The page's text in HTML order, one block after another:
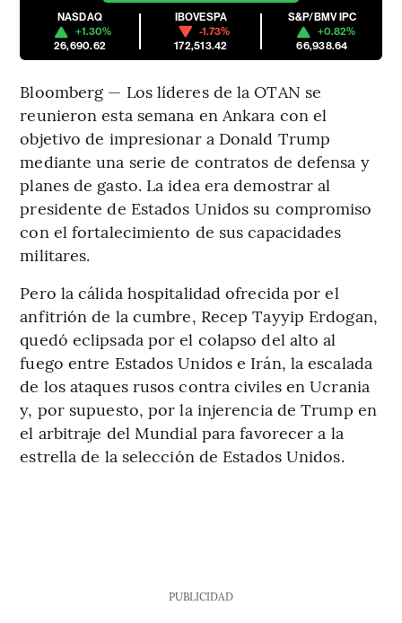
NASDAQ
+1.30%
26,690.62
IBOVESPA
-1.73%
172,513.42
S&P/BMV IPC
+0.82%
66,938.64
Bloomberg — Los líderes de la OTAN se
reunieron esta semana en Ankara con el
objetivo de impresionar a Donald Trump
mediante una serie de contratos de defensa y
planes de gasto. La idea era demostrar al
presidente de Estados Unidos su compromiso
con el fortalecimiento de sus capacidades
militares.
Pero la cálida hospitalidad ofrecida por el
anfitrión de la cumbre, Recep Tayyip Erdogan,
quedó eclipsada por el colapso del alto al
fuego entre Estados Unidos e Irán, la escalada
de los ataques rusos contra civiles en Ucrania
y, por supuesto, por la injerencia de Trump en
el arbitraje del Mundial para favorecer a la
estrella de la selección de Estados Unidos.
PUBLICIDAD